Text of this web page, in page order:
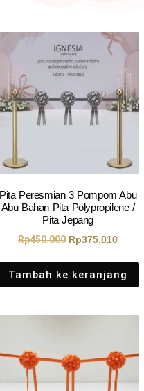
Pita Peresmian 3 Pompom Abu
Abu Bahan Pita Polypropilene /
Pita Jepang
Rp450.000 Rp375.010
Tambah ke keranjang